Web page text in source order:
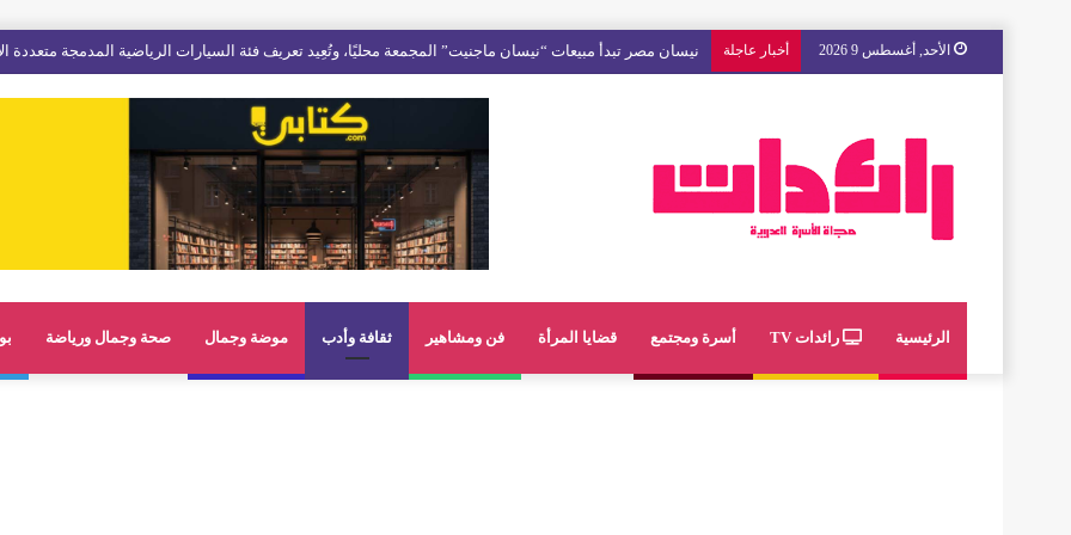
الأحد, أغسطس 9 2026 أخبار عاجلة مع « The Next Ad » ، إنوي يُسند حملته الإعلانية المقبلة إلى الشباب المغربي
الرئيسية رائدات TV أسرة ومجتمع قضايا المرأة فن ومشاهير ثقافة وأدب موضة وجمال صحة وجمال ورياضة